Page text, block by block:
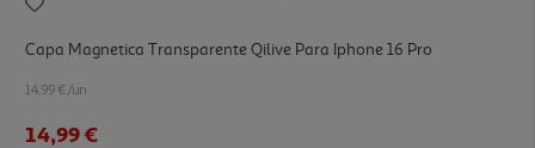
Capa Magnetica Transparente Qilive Para Iphone 16 Pro
14.99 €/un
14,99 €